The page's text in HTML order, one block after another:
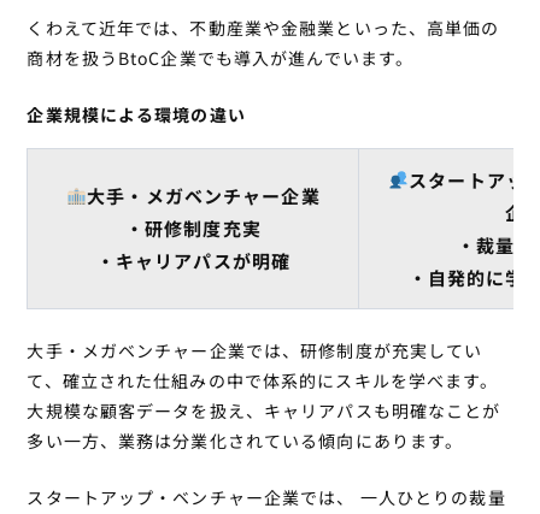
くわえて近年では、不動産業や金融業といった、高単価の
商材を扱うBtoC企業でも導入が進んでいます。
企業規模による環境の違い
大手・メガベンチャー企業
・研修制度充実
・キャリアパスが明確
スタートアッ
企
・裁量
・自発的に学
大手・メガベンチャー企業では、研修制度が充実してい
て、確立された仕組みの中で体系的にスキルを学べます。
大規模な顧客データを扱え、キャリアパスも明確なことが
多い一方、業務は分業化されている傾向にあります。
スタートアップ・ベンチャー企業では、 一人ひとりの裁量